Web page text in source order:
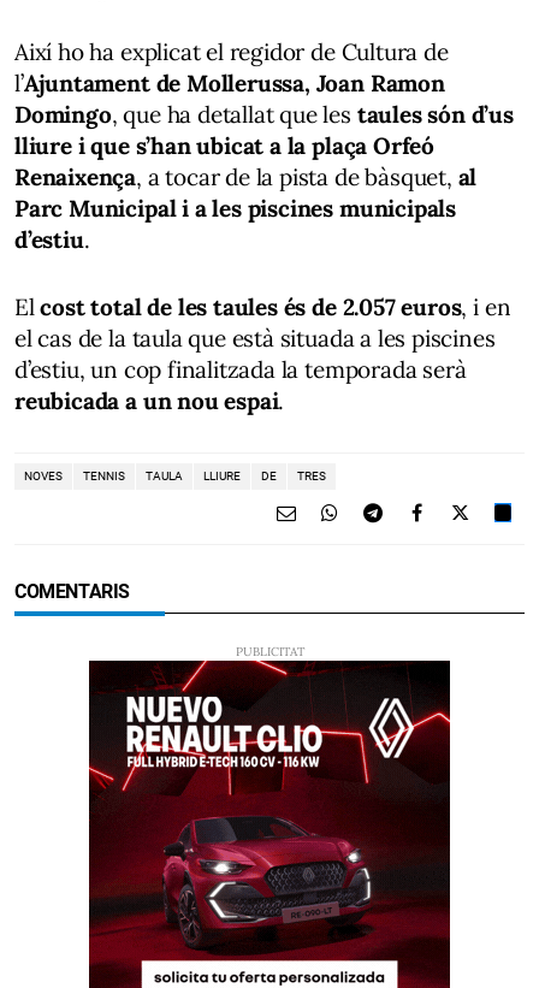
Així ho ha explicat el regidor de Cultura de
l’Ajuntament de Mollerussa, Joan Ramon
Domingo, que ha detallat que les taules són d’us
lliure i que s’han ubicat a la plaça Orfeó
Renaixença, a tocar de la pista de bàsquet, al
Parc Municipal i a les piscines municipals
d’estiu.
Elcost total de les taules és de 2.057 euros, i en
el cas de la taula que està situada a les piscines
d’estiu, un cop finalitzada la temporada serà
reubicada a un nou espai.
NOVES TENNIS TAULA LLIURE DE TRES
COMENTARIS